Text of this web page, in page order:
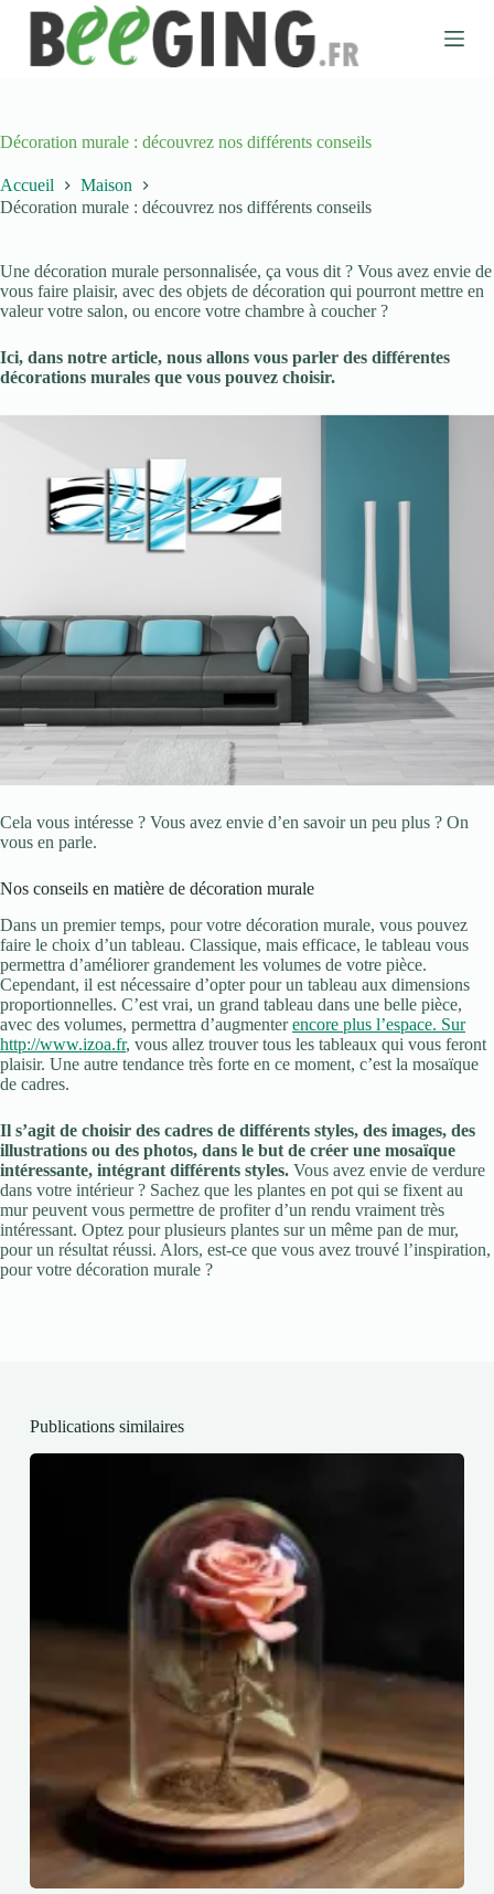
a
c
n
n
u
Décoration murale : découvrez nos différents conseils
Accueil
Maison
Décoration murale : découvrez nos différents conseils
Une décoration murale personnalisée, ça vous dit ? Vous avez envie de
vous faire plaisir, avec des objets de décoration qui pourront mettre en
valeur votre salon, ou encore votre chambre à coucher ?
Ici, dans notre article, nous allons vous parler des différentes
décorations murales que vous pouvez choisir.
Cela vous intéresse ? Vous avez envie d’en savoir un peu plus ? On
vous en parle.
Nos conseils en matière de décoration murale
Dans un premier temps, pour votre décoration murale, vous pouvez
faire le choix d’un tableau. Classique, mais efficace, le tableau vous
permettra d’améliorer grandement les volumes de votre pièce.
Cependant, il est nécessaire d’opter pour un tableau aux dimensions
proportionnelles. C’est vrai, un grand tableau dans une belle pièce,
avec des volumes, permettra d’augmenterencore plus l’espace. Sur
http://www.izoa.fr, vous allez trouver tous les tableaux qui vous feront
plaisir. Une autre tendance très forte en ce moment, c’est la mosaïque
de cadres.
Il s’agit de choisir des cadres de différents styles, des images, des
illustrations ou des photos, dans le but de créer une mosaïque
intéressante, intégrant différents styles. Vous avez envie de verdure
dans votre intérieur ? Sachez que les plantes en pot qui se fixent au
mur peuvent vous permettre de profiter d’un rendu vraiment très
intéressant. Optez pour plusieurs plantes sur un même pan de mur,
pour un résultat réussi. Alors, est-ce que vous avez trouvé l’inspiration,
pour votre décoration murale ?
Publications similaires